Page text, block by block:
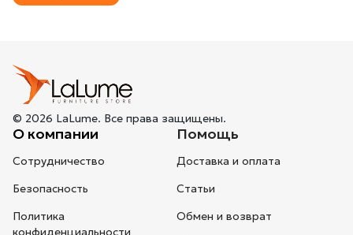
© 2026 LaLume. Все права защищены.
О компании
Сотрудничество
Безопасность
Политика
конфиденциальности
Помощь
Доставка и оплата
Статьи
Обмен и возврат